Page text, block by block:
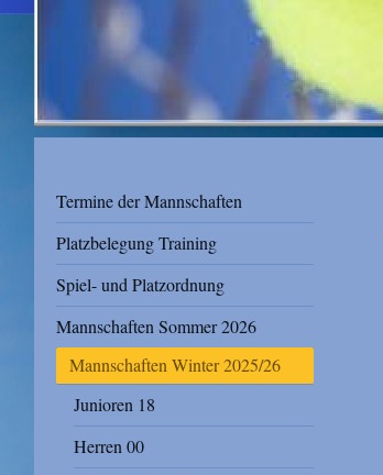
Termine der Mannschaften
Platzbelegung Training
Spiel- und Platzordnung
Mannschaften Sommer 2026
Mannschaften Winter 2025/26
Junioren 18
Herren 00